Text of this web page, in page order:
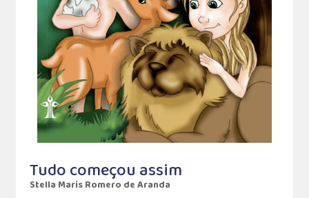
Tudo começou assim
Stella Maris Romero de Aranda